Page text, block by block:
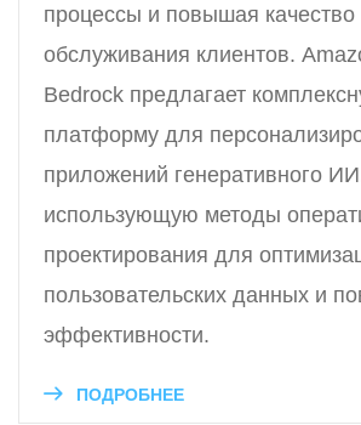
процессы и повышая качество
обслуживания клиентов.
Bedrock предлагает
платформу для
приложений генеративного
использующую методы
проектирования для
пользовательских данных и
эффективности.
ПОДРОБНЕЕ